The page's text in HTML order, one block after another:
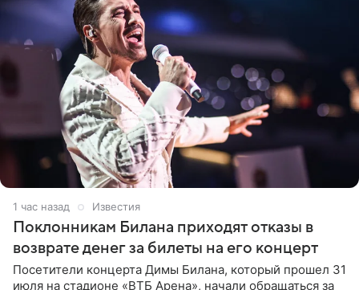
1 час назад Известия
Поклонникам Билана приходят отказы в
возврате денег за билеты на его концерт
Посетители концерта Димы Билана, который прошел 31
июля на стадионе «ВТБ Арена», начали обращаться за